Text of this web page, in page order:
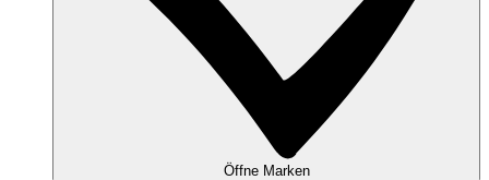
Öffne Marken